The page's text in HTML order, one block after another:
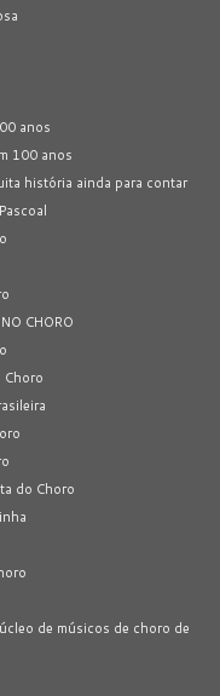
anos
100 anos
história ainda para contar
CHORO
Choro
do Choro
de músicos de choro de